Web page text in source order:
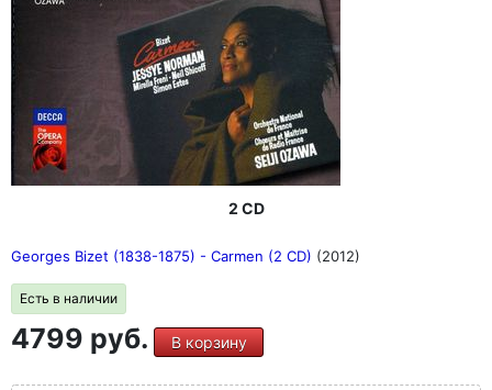
2 CD
Georges Bizet (1838-1875) - Carmen (2 CD) (2012)
Есть в наличии
4799 руб. В корзину